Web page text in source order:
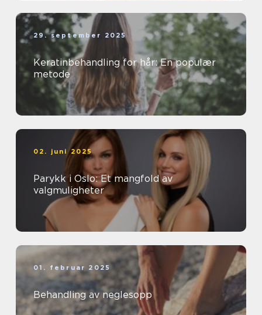
29. september 2025
Keratinbehandling for hår: En populær
metode
02. juni 2025
Parykk i Oslo: Et mangfold av
valgmuligheter
01. februar 2025
Behandling av neglesopp